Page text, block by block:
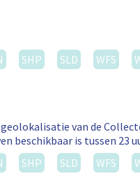
SHP SLD WFS
van de
beschikbaar is tussen 23
SHP SLD WFS